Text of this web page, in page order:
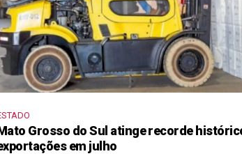
Grosso do Sul atinge recorde
em julho